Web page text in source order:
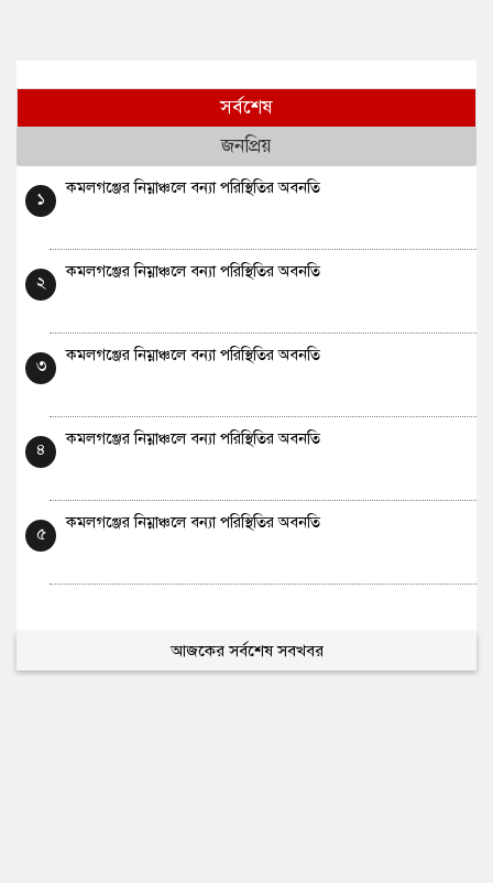
সর্বশেষ
জনপ্রিয়
১
কমলগঞ্জের নিম্নাঞ্চলে বন্যা পরিস্থিতির অবনতি
২
কমলগঞ্জের নিম্নাঞ্চলে বন্যা পরিস্থিতির অবনতি
৩
কমলগঞ্জের নিম্নাঞ্চলে বন্যা পরিস্থিতির অবনতি
৪
কমলগঞ্জের নিম্নাঞ্চলে বন্যা পরিস্থিতির অবনতি
৫
কমলগঞ্জের নিম্নাঞ্চলে বন্যা পরিস্থিতির অবনতি
আজকের সর্বশেষ সবখবর